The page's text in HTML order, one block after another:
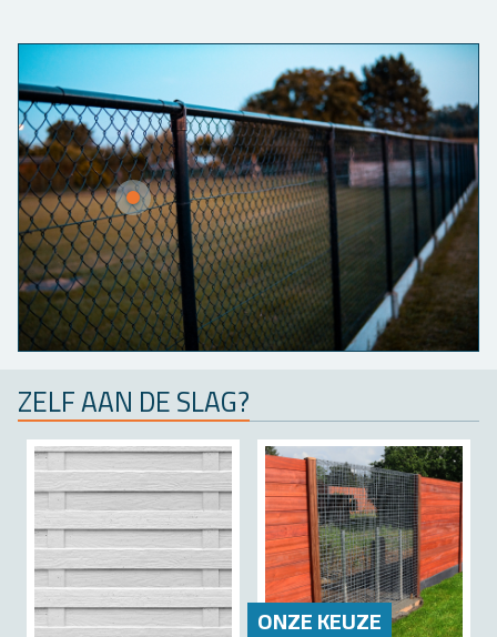
ZELF AAN DE SLAG?
ONZE KEUZE